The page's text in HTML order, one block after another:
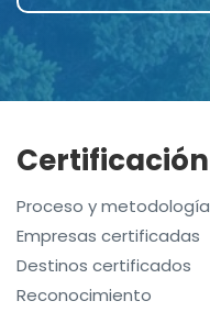
Certificación
Proceso y metodología
Empresas certificadas
Destinos certificados
Reconocimiento